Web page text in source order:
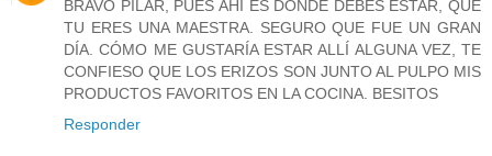
BRAVO PILAR, PUES AHÍ ES DONDE DEBES ESTAR, QUE
TU ERES UNA MAESTRA. SEGURO QUE FUE UN GRAN
DÍA. CÓMO ME GUSTARÍA ESTAR ALLÍ ALGUNA VEZ, TE
CONFIESO QUE LOS ERIZOS SON JUNTO AL PULPO MIS
PRODUCTOS FAVORITOS EN LA COCINA. BESITOS
Responder